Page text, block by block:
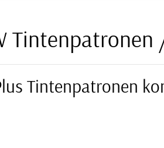
Tintenpatronen